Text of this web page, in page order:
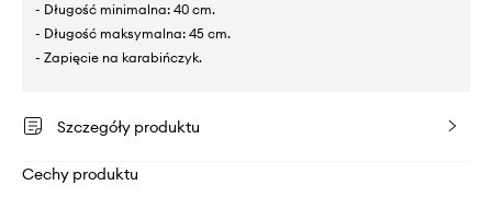
- Długość minimalna: 40 cm.
- Długość maksymalna: 45 cm.
- Zapięcie na karabińczyk.
Szczegóły produktu
Cechy produktu